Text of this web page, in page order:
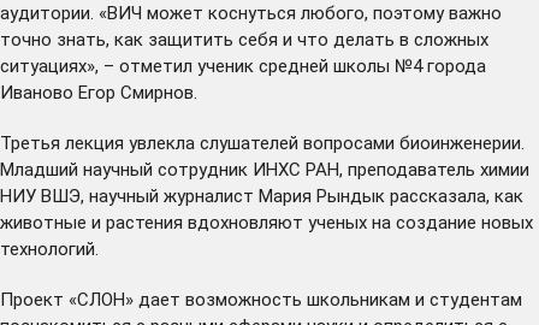
аудитории. «ВИЧ может коснуться любого, поэтому важно
точно знать, как защитить себя и что делать в сложных
ситуациях», – отметил ученик средней школы №4 города
Иваново Егор Смирнов.
Третья лекция увлекла слушателей вопросами биоинженерии.
Младший научный сотрудник ИНХС РАН, преподаватель химии
НИУ ВШЭ, научный журналист Мария Рындык рассказала, как
животные и растения вдохновляют ученых на создание новых
технологий.
Проект «СЛОН» дает возможность школьникам и студентам